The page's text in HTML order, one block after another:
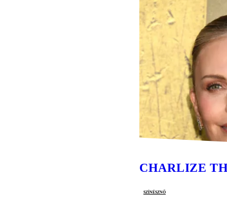
CHARLIZE
színésznő